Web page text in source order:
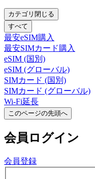
カテゴリ閉じる
すべて
最安eSIM購入
最安SIMカード購入
eSIM (国別)
eSIM (グローバル)
SIMカード (国別)
SIMカード (グローバル)
Wi-Fi延長
このページの先頭へ
会員 ログイン
会員登録